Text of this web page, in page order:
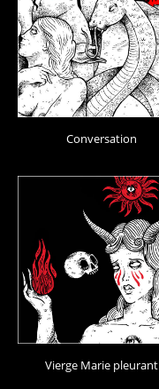
Conversation
Vierge Marie pleurant